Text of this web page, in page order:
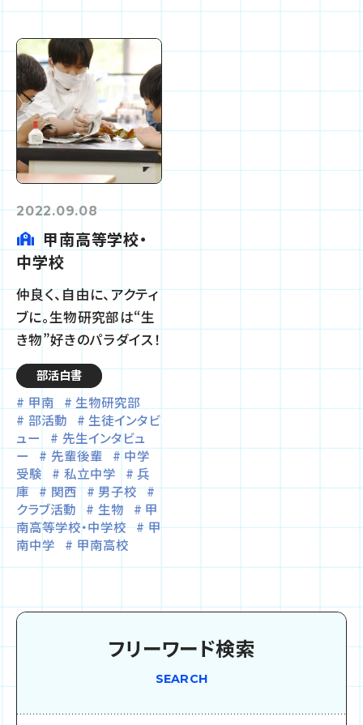
2022.09.08
甲南高等学校・
中学校
仲良く、自由に、アクティ
ブに。生物研究部は“生
き物”好きのパラダイス！
部活白書
甲南
生物研究部
部活動
生徒インタビ
ュー
先生インタビュ
ー
先輩後輩
中学
受験
私立中学
兵
庫
関西
男子校
クラブ活動
生物
甲
南高等学校・中学校
甲
南中学
甲南高校
フリーワード検索
SEARCH